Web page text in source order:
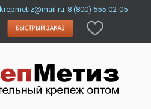
krepmetiz@mail.ru 8 (800) 555-02-05